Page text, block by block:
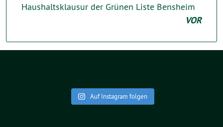
Haushaltsklausur der Grünen Liste Bensheim
VOR
Auf Instagram folgen